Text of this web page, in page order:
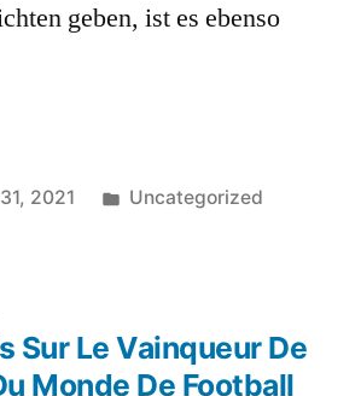
geben, ist es ebenso
2021
Posted
Uncategorized
Sur Le Vainqueur De
Monde De Football